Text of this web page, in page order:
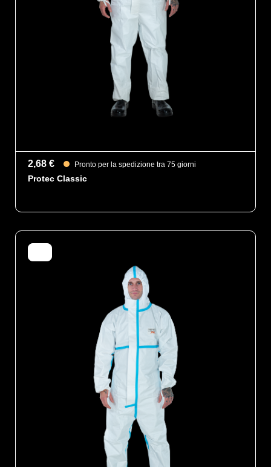
2,68 € Pronto per la spedizione tra 75 giorni
Protec Classic